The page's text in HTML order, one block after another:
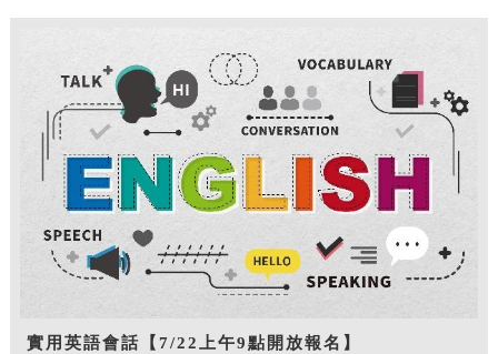
實用英語會話【7/22上午9點開放報名】